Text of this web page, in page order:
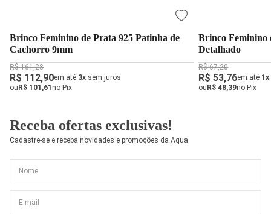
Brinco Feminino de Prata 925 Patinha de
Cachorro 9mm
R$ 161,28
R$ 112,90em até 3x sem juros
ouR$ 101,61no Pix
Brinco Feminino
Detalhado
R$ 67,20
R$ 53,76em até 1x
ouR$ 48,39no Pix
Receba ofertas exclusivas!
Cadastre-se e receba novidades e promoções da Aqua